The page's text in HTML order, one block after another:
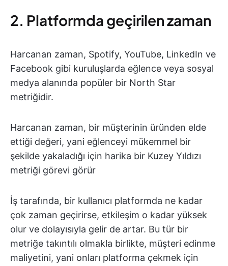
2. Platformda geçirilen zaman
Harcanan zaman, Spotify, YouTube, LinkedIn ve
Facebook gibi kuruluşlarda eğlence veya sosyal
medya alanında popüler bir North Star
metriğidir.
Harcanan zaman, bir müşterinin üründen elde
ettiği değeri, yani eğlenceyi mükemmel bir
şekilde yakaladığı için harika bir Kuzey Yıldızı
metriği görevi görür
İş tarafında, bir kullanıcı platformda ne kadar
çok zaman geçirirse, etkileşim o kadar yüksek
olur ve dolayısıyla gelir de artar. Bu tür bir
metriğe takıntılı olmakla birlikte, müşteri edinme
maliyetini, yani onları platforma çekmek için